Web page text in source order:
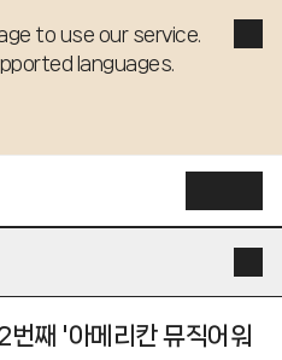
to use our service.
languages.
번째 '아메리칸 뮤직어워